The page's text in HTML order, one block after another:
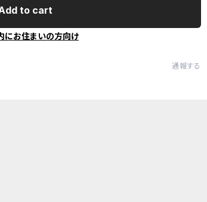
to cart
にお住まいの方向け
通報する